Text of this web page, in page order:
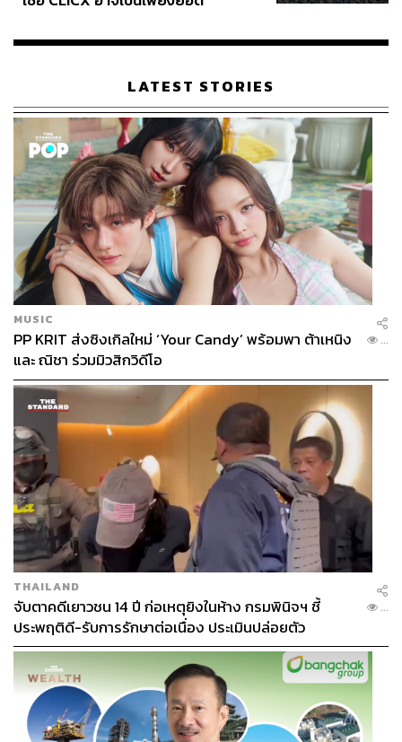
เรือนไทยที่ถูกซุกไว้
LATEST STORIES
MUSIC
PP KRIT ส่งซิงเกิลใหม่ ‘Your Candy’ พร้อมพา ต้าเหนิง
และ ณิชา ร่วมมิวสิกวิดีโอ
...
THAILAND
จับตาคดีเยาวชน 14 ปี ก่อเหตุยิงในห้าง กรมพินิจฯ ชี้
ประพฤติดี-รับการรักษาต่อเนื่อง ประเมินปล่อยตัว
...